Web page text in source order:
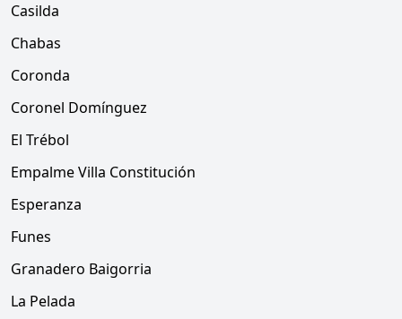
Casilda
Chabas
Coronda
Coronel Domínguez
El Trébol
Empalme Villa Constitución
Esperanza
Funes
Granadero Baigorria
La Pelada